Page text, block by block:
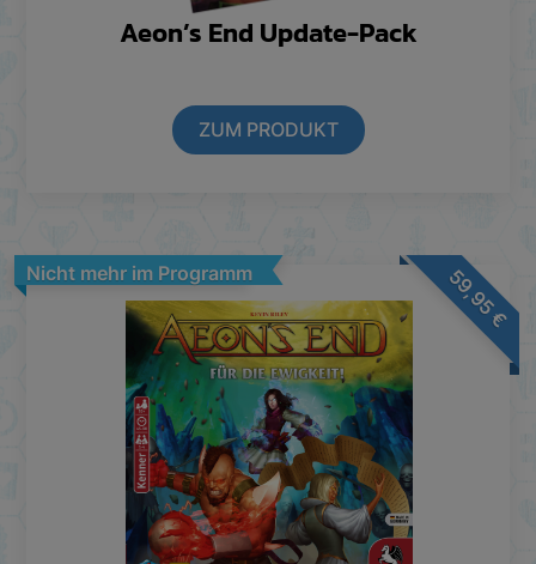
Aeon’s End Update-Pack
ZUM PRODUKT
59,95
€
Nicht mehr im Programm